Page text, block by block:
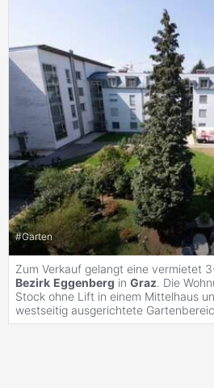
#Garten
Zum Verkauf gelangt eine vermietet
Bezirk Eggenberg in Graz. Die
Stock ohne Lift in einem Mittelhaus
westseitig ausgerichtete